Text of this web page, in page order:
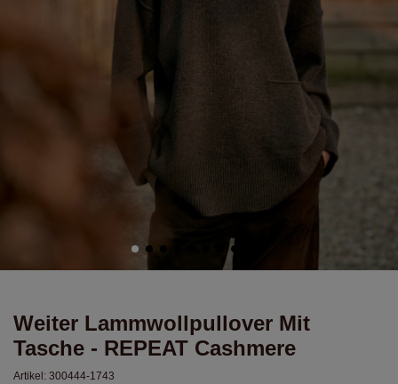
Weiter Lammwollpullover Mit
Tasche - REPEAT Cashmere
Artikel: 300444-1743